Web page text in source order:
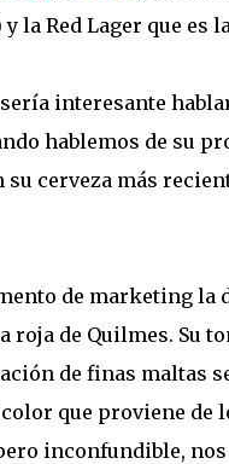
la Red Lager que es
interesante
hablemos de su
cerveza más
de marketing la
roja de Quilmes. Su
de finas maltas
que proviene de
inconfundible,